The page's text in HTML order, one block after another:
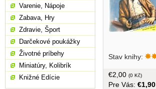
Stav knihy:
€2,00 (0 Kč)
Pre Vás: €1,90
Varenie, Nápoje
Zabava, Hry
Zdravie, Šport
Darčekové poukážky
Životné príbehy
Miniatúry, Kolibrík
Knižné Edície